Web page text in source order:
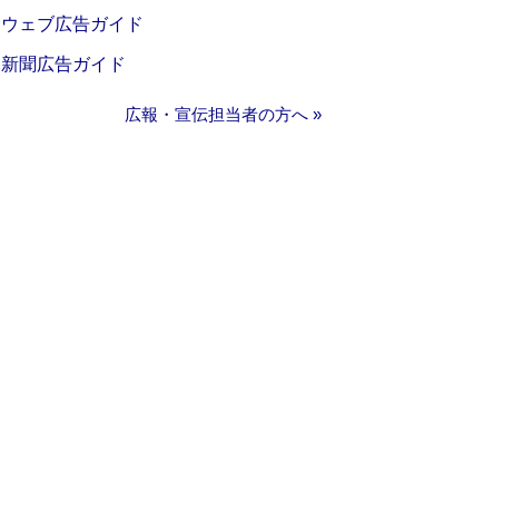
ウェブ広告ガイド
新聞広告ガイド
広報・宣伝担当者の方へ »